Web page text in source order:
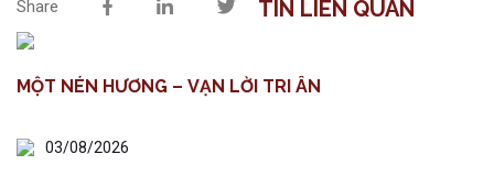
Share TIN LIÊN QUAN
MỘT NÉN HƯƠNG – VẠN LỜI TRI ÂN
03/08/2026